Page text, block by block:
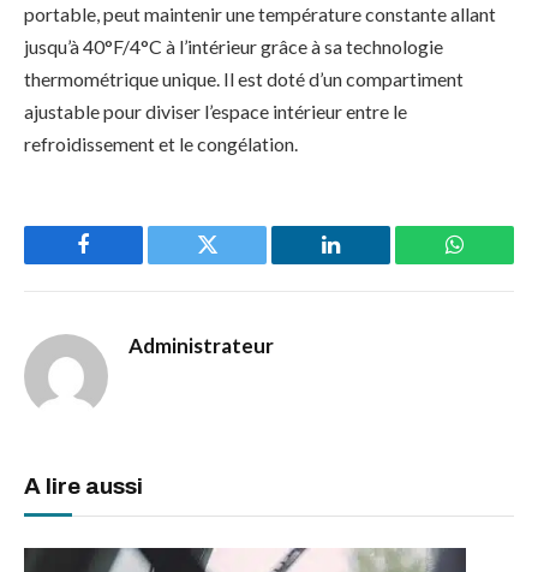
portable, peut maintenir une température constante allant
jusqu’à 40°F/4°C à l’intérieur grâce à sa technologie
thermométrique unique. Il est doté d’un compartiment
ajustable pour diviser l’espace intérieur entre le
refroidissement et le congélation.
Facebook Twitter LinkedIn
Administrateur
A lire aussi